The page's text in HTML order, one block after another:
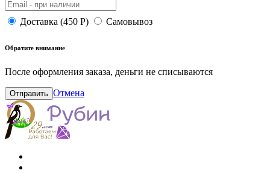
Доставка (450 Р) Самовывоз
Обратите внимание
После оформления заказа, деньги не списываются
Отправить Отмена